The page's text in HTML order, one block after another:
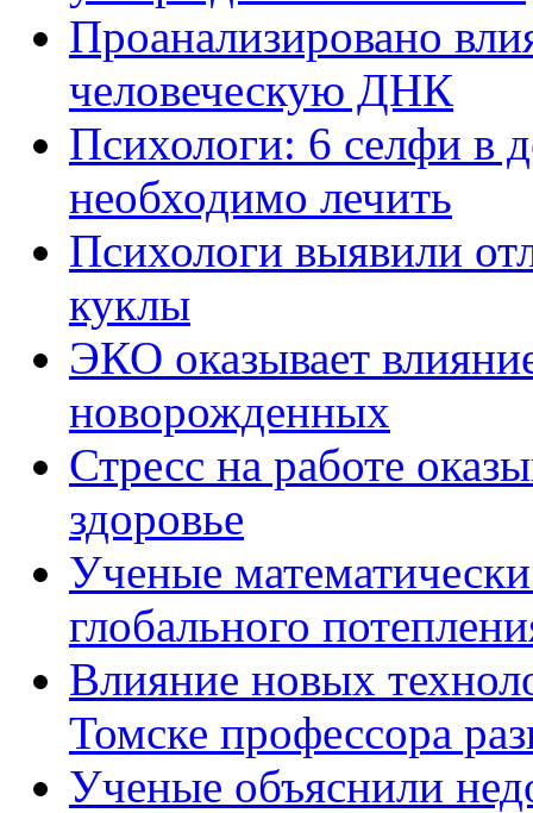
Проанализировано
человеческую ДНК
Психологи: 6 селфи в
необходимо лечить
Психологи выявили
куклы
ЭКО оказывает
новорожденных
Стресс на работе
здоровье
Ученые
глобального
Влияние новых
Томске профессора
Ученые объяснили